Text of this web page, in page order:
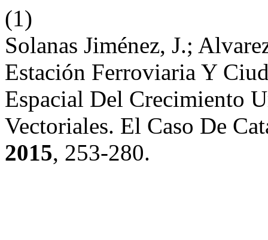
(1)
Solanas Jiménez, J.;
Estación Ferroviaria Y
Espacial Del Crecimiento
Vectoriales. El Caso De
2015, 253-280.